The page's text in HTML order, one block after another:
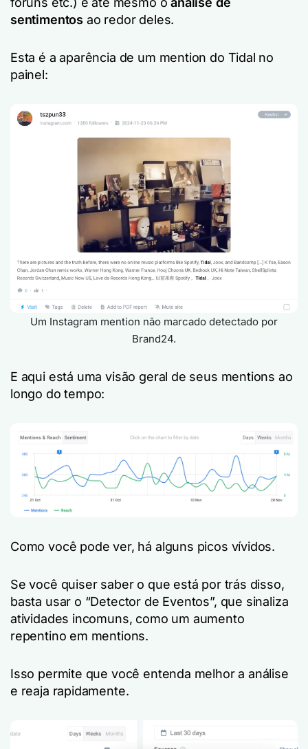
sentimentos ao redor deles.
Esta é a aparência de um mention do Tidal no
painel:
Um Instagram mention não marcado detectado por
Brand24.
E aqui está uma visão geral de seus mentions ao
longo do tempo:
Como você pode ver, há alguns picos vívidos.
Se você quiser saber o que está por trás disso,
basta usar o “Detector de Eventos”, que sinaliza
atividades incomuns, como um aumento
repentino em mentions.
Isso permite que você entenda melhor a análise
e reaja rapidamente.